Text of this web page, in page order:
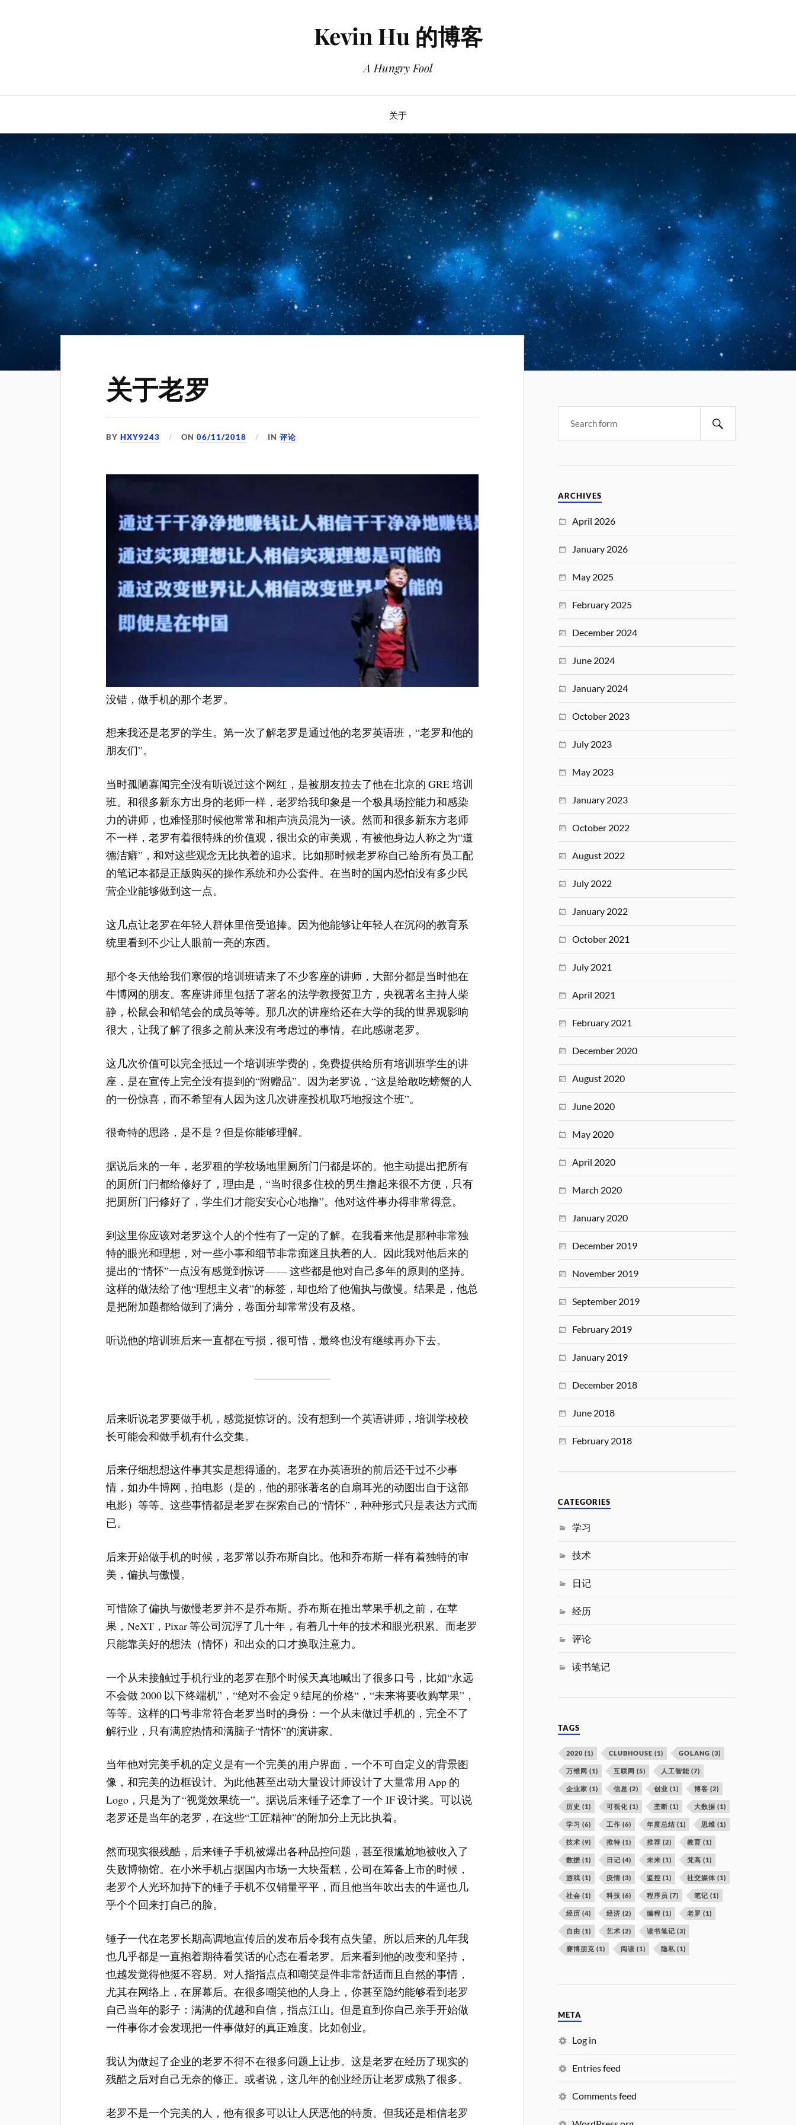
Kevin Hu 的博客
A Hungry Fool
关于
关于老罗
BYHXY9243 ON06/11/2018 IN评论
没错，做手机的那个老罗。
想来我还是老罗的学生。第一次了解老罗是通过他的老罗英语班，“老罗和他的
朋友们”。
当时孤陋寡闻完全没有听说过这个网红，是被朋友拉去了他在北京的 GRE 培训
班。和很多新东方出身的老师一样，老罗给我印象是一个极具场控能力和感染
力的讲师，也难怪那时候他常常和相声演员混为一谈。然而和很多新东方老师
不一样，老罗有着很特殊的价值观，很出众的审美观，有被他身边人称之为“道
德洁癖”，和对这些观念无比执着的追求。比如那时候老罗称自己给所有员工配
的笔记本都是正版购买的操作系统和办公套件。在当时的国内恐怕没有多少民
营企业能够做到这一点。
这几点让老罗在年轻人群体里倍受追捧。因为他能够让年轻人在沉闷的教育系
统里看到不少让人眼前一亮的东西。
那个冬天他给我们寒假的培训班请来了不少客座的讲师，大部分都是当时他在
牛博网的朋友。客座讲师里包括了著名的法学教授贺卫方，央视著名主持人柴
静，松鼠会和铅笔会的成员等等。那几次的讲座给还在大学的我的世界观影响
很大，让我了解了很多之前从来没有考虑过的事情。在此感谢老罗。
这几次价值可以完全抵过一个培训班学费的，免费提供给所有培训班学生的讲
座，是在宣传上完全没有提到的“附赠品”。因为老罗说，“这是给敢吃螃蟹的人
的一份惊喜，而不希望有人因为这几次讲座投机取巧地报这个班”。
很奇特的思路，是不是？但是你能够理解。
据说后来的一年，老罗租的学校场地里厕所门闩都是坏的。他主动提出把所有
的厕所门闩都给修好了，理由是，“当时很多住校的男生撸起来很不方便，只有
把厕所门闩修好了，学生们才能安安心心地撸”。他对这件事办得非常得意。
到这里你应该对老罗这个人的个性有了一定的了解。在我看来他是那种非常独
特的眼光和理想，对一些小事和细节非常痴迷且执着的人。因此我对他后来的
提出的“情怀”一点没有感觉到惊讶 — — 这些都是他对自己多年的原则的坚持。
这样的做法给了他“理想主义者”的标签，却也给了他偏执与傲慢。结果是，他总
是把附加题都给做到了满分，卷面分却常常没有及格。
听说他的培训班后来一直都在亏损，很可惜，最终也没有继续再办下去。
后来听说老罗要做手机，感觉挺惊讶的。没有想到一个英语讲师，培训学校校
长可能会和做手机有什么交集。
后来仔细想想这件事其实是想得通的。老罗在办英语班的前后还干过不少事
情，如办牛博网，拍电影（是的，他的那张著名的自扇耳光的动图出自于这部
电影）等等。这些事情都是老罗在探索自己的“情怀”，种种形式只是表达方式而
已。
后来开始做手机的时候，老罗常以乔布斯自比。他和乔布斯一样有着独特的审
美，偏执与傲慢。
可惜除了偏执与傲慢老罗并不是乔布斯。乔布斯在推出苹果手机之前，在苹
果，NeXT，Pixar 等公司沉浮了几十年，有着几十年的技术和眼光积累。而老罗
只能靠美好的想法（情怀）和出众的口才换取注意力。
一个从未接触过手机行业的老罗在那个时候天真地喊出了很多口号，比如“永远
不会做 2000 以下终端机”，“绝对不会定 9 结尾的价格“，“未来将要收购苹果”，
等等。这样的口号非常符合老罗当时的身份：一个从未做过手机的，完全不了
解行业，只有满腔热情和满脑子“情怀”的演讲家。
当年他对完美手机的定义是有一个完美的用户界面，一个不可自定义的背景图
像，和完美的边框设计。为此他甚至出动大量设计师设计了大量常用 App 的
Logo，只是为了“视觉效果统一”。据说后来锤子还拿了一个 IF 设计奖。可以说
老罗还是当年的老罗，在这些“工匠精神”的附加分上无比执着。
然而现实很残酷，后来锤子手机被爆出各种品控问题，甚至很尴尬地被收入了
失败博物馆。在小米手机占据国内市场一大块蛋糕，公司在筹备上市的时候，
老罗个人光环加持下的锤子手机不仅销量平平，而且他当年吹出去的牛逼也几
乎个个回来打自己的脸。
锤子一代在老罗长期高调地宣传后的发布后令我有点失望。所以后来的几年我
也几乎都是一直抱着期待看笑话的心态在看老罗。后来看到他的改变和坚持，
也越发觉得他挺不容易。对人指指点点和嘲笑是件非常舒适而且自然的事情，
尤其在网络上，在屏幕后。在很多嘲笑他的人身上，你甚至隐约能够看到老罗
自己当年的影子：满满的优越和自信，指点江山。但是直到你自己亲手开始做
一件事你才会发现把一件事做好的真正难度。比如创业。
我认为做起了企业的老罗不得不在很多问题上让步。这是老罗在经历了现实的
残酷之后对自己无奈的修正。或者说，这几年的创业经历让老罗成熟了很多。
老罗不是一个完美的人，他有很多可以让人厌恶他的特质。但我还是相信老罗
ARCHIVES
April 2026
January 2026
May 2025
February 2025
December 2024
June 2024
January 2024
October 2023
July 2023
May 2023
January 2023
October 2022
August 2022
July 2022
January 2022
October 2021
July 2021
April 2021
February 2021
December 2020
August 2020
June 2020
May 2020
April 2020
March 2020
January 2020
December 2019
November 2019
September 2019
February 2019
January 2019
December 2018
June 2018
February 2018
CATEGORIES
学习
技术
日记
经历
评论
读书笔记
TAGS
2020 (1) CLUBHOUSE (1) GOLANG (3)
万维网 (1) 互联网 (5) 人工智能 (7)
企业家 (1) 信息 (2) 创业 (1) 博客 (2)
历史 (1) 可视化 (1) 垄断 (1) 大数据 (1)
学习 (6) 工作 (6) 年度总结 (1) 思维 (1)
技术 (9) 推特 (1) 推荐 (2) 教育 (1)
数据 (1) 日记 (4) 未来 (1) 梵高 (1)
游戏 (1) 疫情 (3) 监控 (1) 社交媒体 (1)
社会 (1) 科技 (6) 程序员 (7) 笔记 (1)
经历 (4) 经济 (2) 编程 (1) 老罗 (1)
自由 (1) 艺术 (2) 读书笔记 (3)
赛博朋克 (1) 阅读 (1) 隐私 (1)
META
Log in
Entries feed
Comments feed